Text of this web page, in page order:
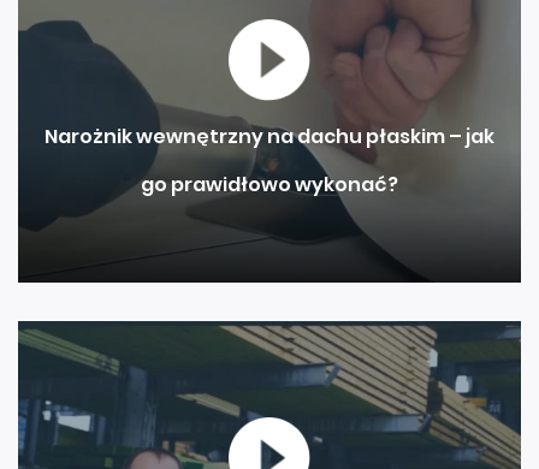
Narożnik wewnętrzny na dachu płaskim – jak
go prawidłowo wykonać?